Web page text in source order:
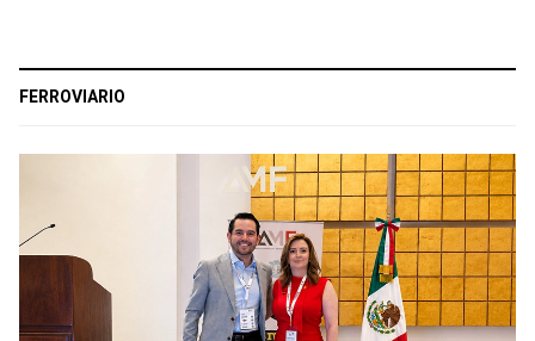
FERROVIARIO